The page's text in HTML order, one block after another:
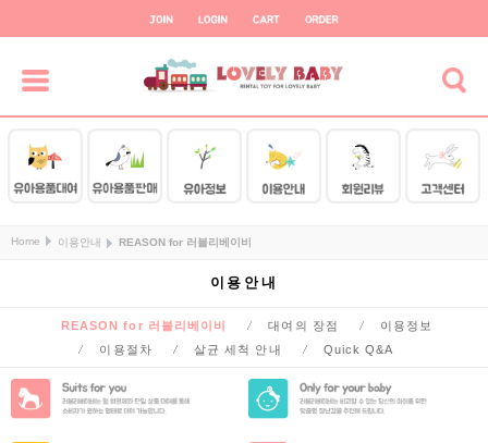
Home 이용안내 REASON for 러블리베이비
이용안내
REASON for 러블리베이비 대여의 장점
이용정보
이용절차
살균 세척 안내 Quick Q&A